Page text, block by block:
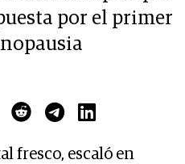
por el primer
fresco, escaló en